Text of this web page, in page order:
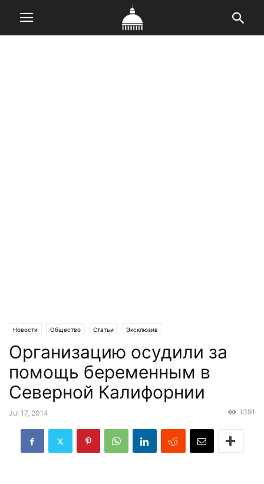
Новости Общество Статьи Эксклюзив
Организацию осудили за
помощь беременным в
Северной Калифорнии
Jul 17, 2014 1391